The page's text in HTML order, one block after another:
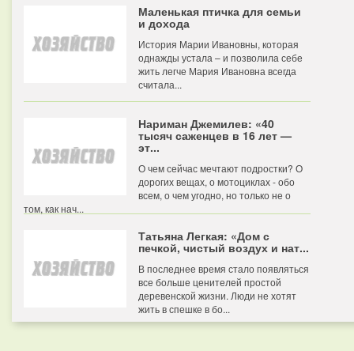
Маленькая птичка для семьи
и дохода
История Марии Ивановны, которая
однажды устала – и позволила себе
жить легче Мария Ивановна всегда
считала...
Нариман Джемилев: «40
тысяч саженцев в 16 лет —
эт...
О чем сейчас мечтают подростки? О
дорогих вещах, о мотоциклах - обо
всем, о чем угодно, но только не о
том, как нач...
Татьяна Легкая: «Дом с
печкой, чистый воздух и нат...
В последнее время стало появляться
все больше ценителей простой
деревенской жизни. Люди не хотят
жить в спешке в бо...